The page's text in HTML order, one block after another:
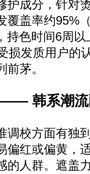
护成分，针对
覆盖率约95%
持色时间6周
损发质用户的
茅。
韩系潮流
调校方面有独
偏红或偏黄，
的人群。遮盖